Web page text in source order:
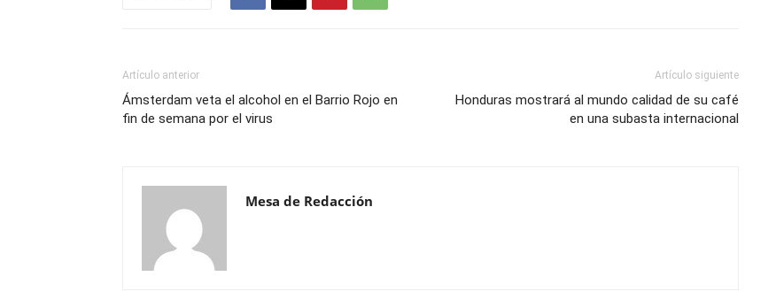
Artículo anterior
Ámsterdam veta el alcohol en el Barrio Rojo en
fin de semana por el virus
Artículo siguiente
Honduras mostrará al mundo calidad de su café
en una subasta internacional
Mesa de Redacción